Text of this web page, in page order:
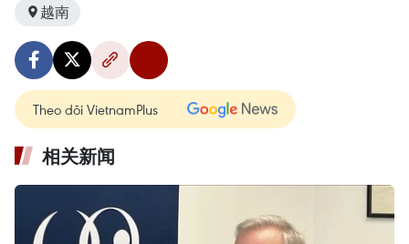
越南
Theo dõi VietnamPlus
相关新闻